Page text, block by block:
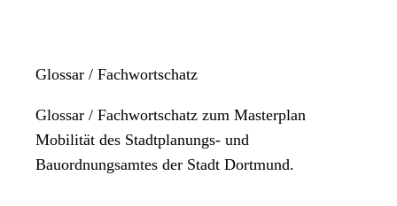
Glossar / Fachwortschatz
Glossar / Fachwortschatz zum Masterplan
Mobilität des Stadtplanungs- und
Bauordnungsamtes der Stadt Dortmund.